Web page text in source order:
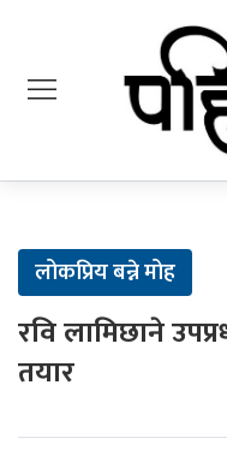
लोकप्रिय बन्ने मोह
रवि लामिछाने
तयार